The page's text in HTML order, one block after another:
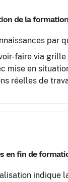
de la
par
faire via grille
mise en
réelles de
en fin de
indique